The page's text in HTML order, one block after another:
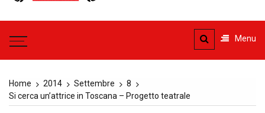
teatrali
Menu
Home 2014 Settembre
8
Si cerca un’attrice in Toscana – Progetto teatrale